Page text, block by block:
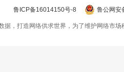
鲁ICP备16014150号-8 鲁公网安
据，打造网络供求世界，为了维护网络市